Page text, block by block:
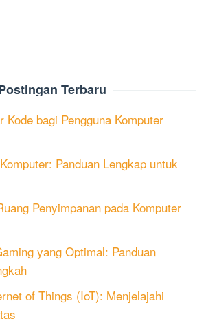
Terbaru
Kode bagi Pengguna Komputer
Panduan Lengkap untuk
Penyimpanan pada Komputer
yang Optimal: Panduan
of Things (IoT): Menjelajahi